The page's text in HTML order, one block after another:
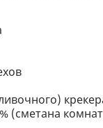
(сметана